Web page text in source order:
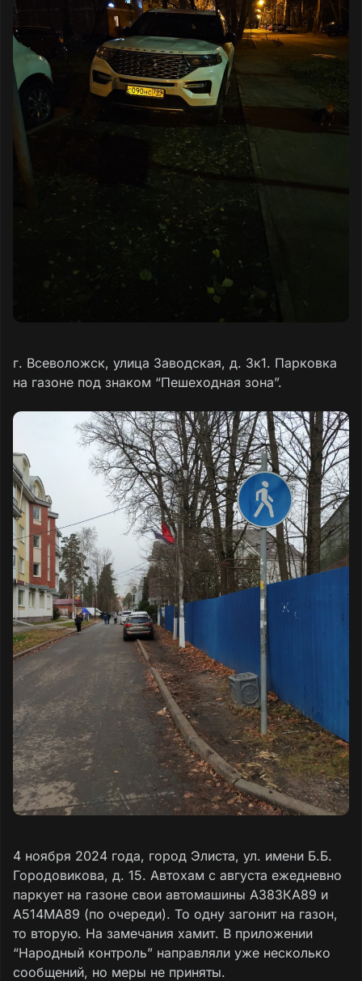
г. Всеволожск, улица Заводская, д. 3к1. Парковка
на газоне под знаком “Пешеходная зона”.
4 ноября 2024 года, город Элиста, ул. имени Б.Б.
Городовикова, д. 15. Автохам с августа ежедневно
паркует на газоне свои автомашины А383КА89 и
А514МА89 (по очереди). То одну загонит на газон,
то вторую. На замечания хамит. В приложении
“Народный контроль” направляли уже несколько
сообщений, но меры не приняты.